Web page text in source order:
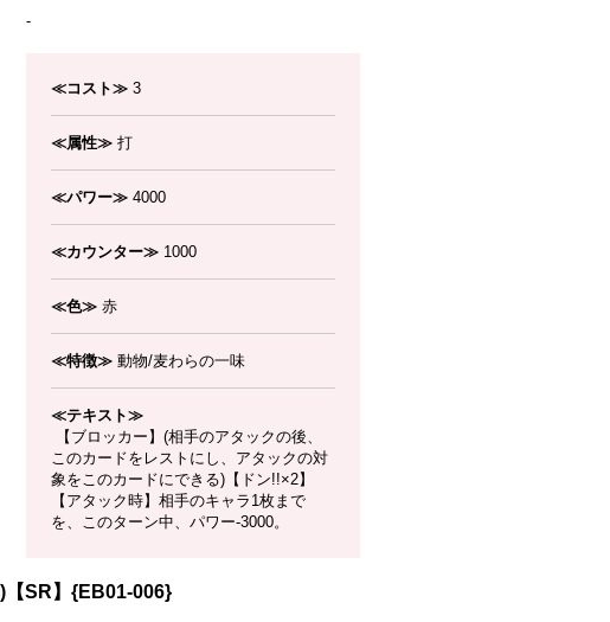
-
≪コスト≫ 3
≪属性≫ 打
≪パワー≫ 4000
≪カウンター≫ 1000
≪色≫ 赤
≪特徴≫ 動物/麦わらの一味
≪テキスト≫
【ブロッカー】(相手のアタックの後、
このカードをレストにし、アタックの対
象をこのカードにできる)【ドン!!×2】
【アタック時】相手のキャラ1枚まで
を、このターン中、パワー-3000。
【SR】{EB01-006}